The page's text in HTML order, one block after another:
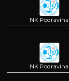
NK Podravina
NK Podravina